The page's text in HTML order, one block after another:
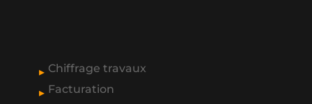
Chiffrage travaux
Facturation